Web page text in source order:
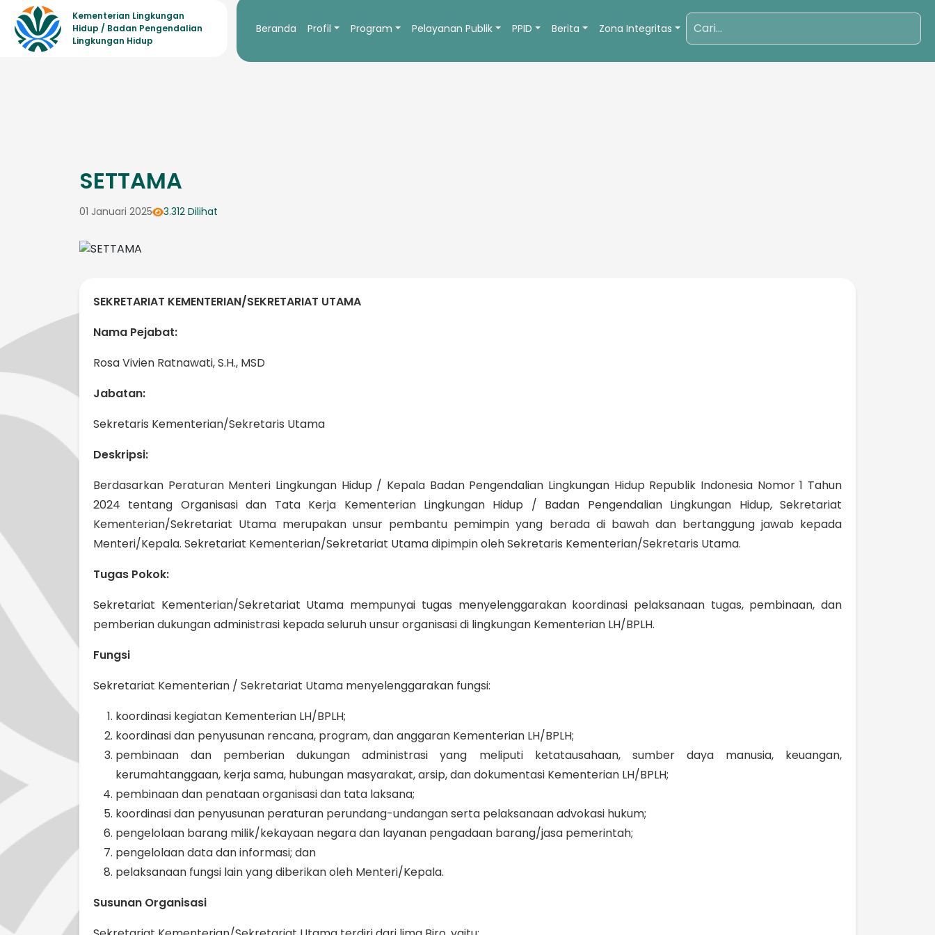
Kementerian Lingkungan
Hidup / Badan Pengendalian
Lingkungan Hidup
Beranda Profil Program Pelayanan Publik PPID Berita Zona Integritas
SETTAMA
01 Januari 2025 3.312 Dilihat
SEKRETARIAT KEMENTERIAN/SEKRETARIAT UTAMA
Nama Pejabat:
Rosa Vivien Ratnawati, S.H., MSD
Jabatan:
Sekretaris Kementerian/Sekretaris Utama
Deskripsi:
Berdasarkan Peraturan Menteri Lingkungan Hidup / Kepala Badan Pengendalian Lingkungan Hidup Republik Indonesia Nomor 1 Tahun
2024 tentang Organisasi dan Tata Kerja Kementerian Lingkungan Hidup / Badan Pengendalian Lingkungan Hidup, Sekretariat
Kementerian/Sekretariat Utama merupakan unsur pembantu pemimpin yang berada di bawah dan bertanggung jawab kepada
Menteri/Kepala. Sekretariat Kementerian/Sekretariat Utama dipimpin oleh Sekretaris Kementerian/Sekretaris Utama.
Tugas Pokok:
Sekretariat Kementerian/Sekretariat Utama mempunyai tugas menyelenggarakan koordinasi pelaksanaan tugas, pembinaan, dan
pemberian dukungan administrasi kepada seluruh unsur organisasi di lingkungan Kementerian LH/BPLH.
Fungsi
Sekretariat Kementerian / Sekretariat Utama menyelenggarakan fungsi:
koordinasi kegiatan Kementerian LH/BPLH;
koordinasi dan penyusunan rencana, program, dan anggaran Kementerian LH/BPLH;
pembinaan dan pemberian dukungan administrasi yang meliputi ketatausahaan, sumber daya manusia, keuangan,
kerumahtanggaan, kerja sama, hubungan masyarakat, arsip, dan dokumentasi Kementerian LH/BPLH;
pembinaan dan penataan organisasi dan tata laksana;
koordinasi dan penyusunan peraturan perundang-undangan serta pelaksanaan advokasi hukum;
pengelolaan barang milik/kekayaan negara dan layanan pengadaan barang/jasa pemerintah;
pengelolaan data dan informasi; dan
pelaksanaan fungsi lain yang diberikan oleh Menteri/Kepala.
Susunan Organisasi